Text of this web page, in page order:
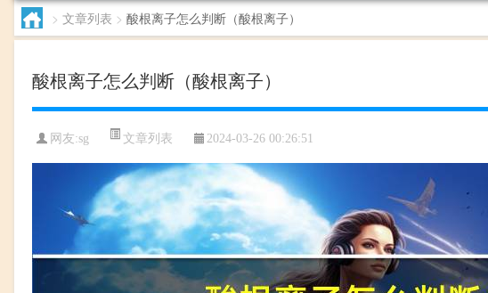
> 文章列表 > 酸根离子怎么判断（酸根离子）
酸根离子怎么判断（酸根离子）
网友:sg 文章列表 2024-03-26 00:26:51